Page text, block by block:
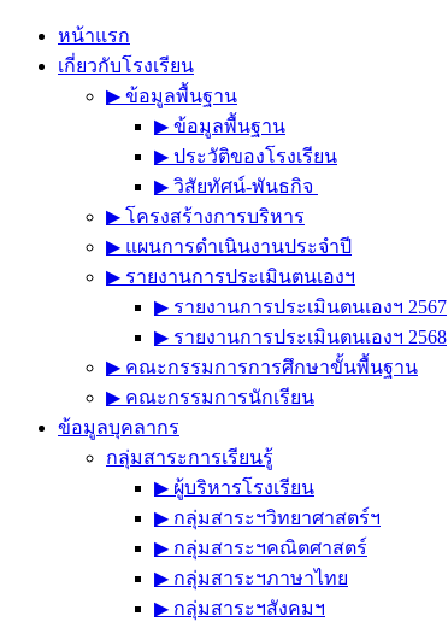
หน้าแรก
เกี่ยวกับโรงเรียน
▶︎ ข้อมูลพื้นฐาน
▶︎ ข้อมูลพื้นฐาน
▶︎ ประวัติของโรงเรียน
▶︎ วิสัยทัศน์-พันธกิจ
▶︎ โครงสร้างการบริหาร
▶︎ แผนการดำเนินงานประจำปี
▶︎ รายงานการประเมินตนเองฯ
▶︎ รายงานการประเมินตนเองฯ 2567
▶︎ รายงานการประเมินตนเองฯ 2568
▶︎ คณะกรรมการการศึกษาขั้นพื้นฐาน
▶︎ คณะกรรมการนักเรียน
ข้อมูลบุคลากร
กลุ่มสาระการเรียนรู้
▶︎ ผู้บริหารโรงเรียน
▶︎ กลุ่มสาระฯวิทยาศาสตร์ฯ
▶︎ กลุ่มสาระฯคณิตศาสตร์
▶︎ กลุ่มสาระฯภาษาไทย
▶︎ กลุ่มสาระฯสังคมฯ